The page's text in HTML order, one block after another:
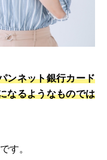
ンネット銀行カード
なるようなものでは
す。